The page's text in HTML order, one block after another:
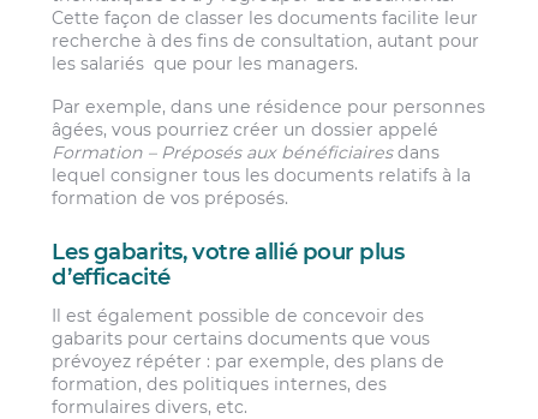
Cette façon de classer les documents facilite leur
recherche à des fins de consultation, autant pour
les salariés que pour les managers.
Par exemple, dans une résidence pour personnes
âgées, vous pourriez créer un dossier appelé
Formation – Préposés aux bénéficiairesdans
lequel consigner tous les documents relatifs à la
formation de vos préposés.
Les gabarits, votre allié pour plus
d’efficacité
Il est également possible de concevoir des
gabarits pour certains documents que vous
prévoyez répéter : par exemple, des plans de
formation, des politiques internes, des
formulaires divers, etc.